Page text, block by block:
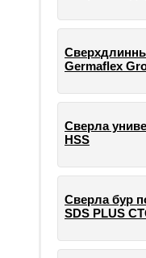
Germaflex
Сверла
HSS
Cверла бур
SDS PLUS